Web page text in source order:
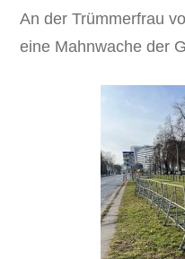
An der Trümmerfrau
eine Mahnwache der